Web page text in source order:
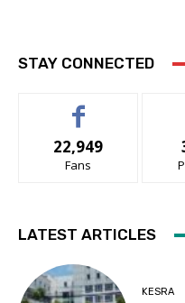
STAY CONNECTED
22,949
Fans
LATEST ARTICLES
KESRA